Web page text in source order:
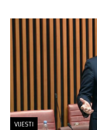
VIJESTI